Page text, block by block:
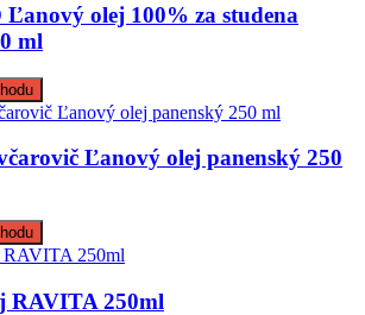
olej 100% za studena
ml
Ľanový olej panenský 250
RAVITA 250ml